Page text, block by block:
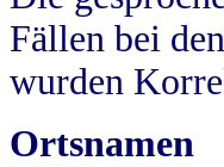
Fällen bei
wurden
Ortsnamen